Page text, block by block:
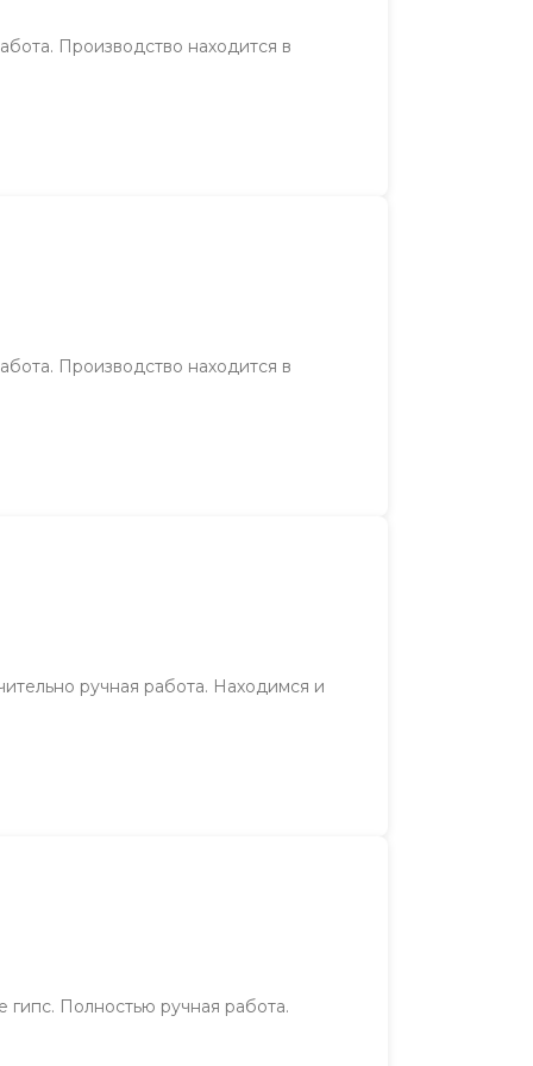
Производство находится в
Производство находится в
ручная работа. Находимся и
Полностью ручная работа.